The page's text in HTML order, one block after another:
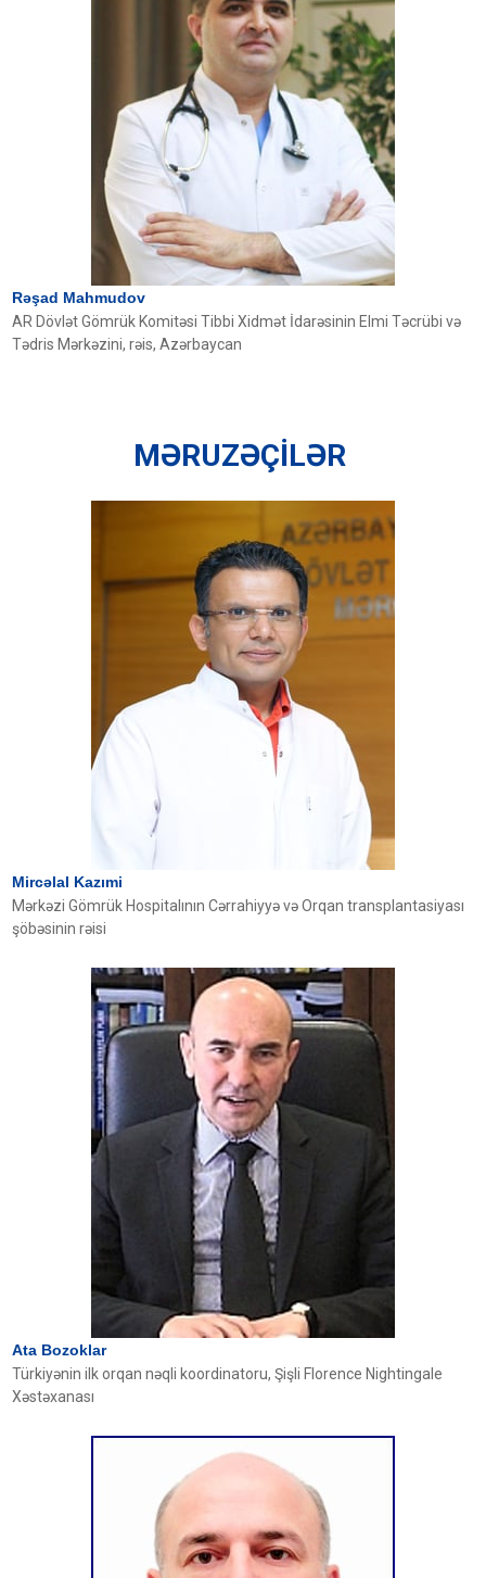
Rəşad Mahmudov
AR Dövlət Gömrük Komitəsi Tibbi Xidmət İdarəsinin Elmi Təcrübi və
Tədris Mərkəzini, rəis, Azərbaycan
MƏRUZƏÇİLƏR
Mircəlal Kazımi
Mərkəzi Gömrük Hospitalının Cərrahiyyə və Orqan transplantasiyası
şöbəsinin rəisi
Ata Bozoklar
Türkiyənin ilk orqan nəqli koordinatoru, Şişli Florence Nightingale
Xəstəxanası